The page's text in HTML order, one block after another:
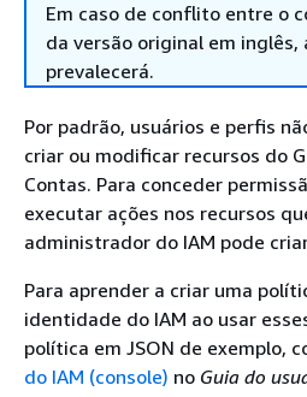
Em caso de conflito entre o
da versão original em inglês,
prevalecerá.
Por padrão, usuários e perfis
criar ou modificar recursos do
Contas. Para conceder
executar ações nos recursos
administrador do IAM pode
Para aprender a criar uma
identidade do IAM ao usar
política em JSON de exemplo,
do IAM (console) no Guia do